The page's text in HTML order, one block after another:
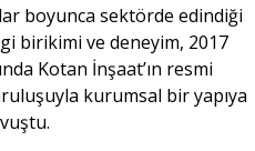
boyunca sektörde edindiği
birikimi ve deneyim, 2017
Kotan İnşaat’ın resmi
kurumsal bir yapıya